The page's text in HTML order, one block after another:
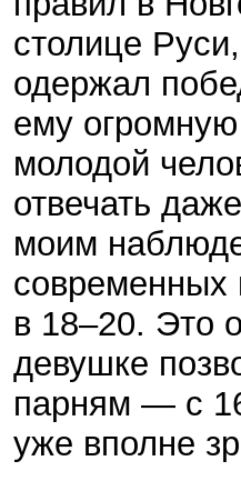
столице
одержал
ему
молодой
отвечать
моим
современных
в 18–20. Это
девушке
парням — с
уже вполне